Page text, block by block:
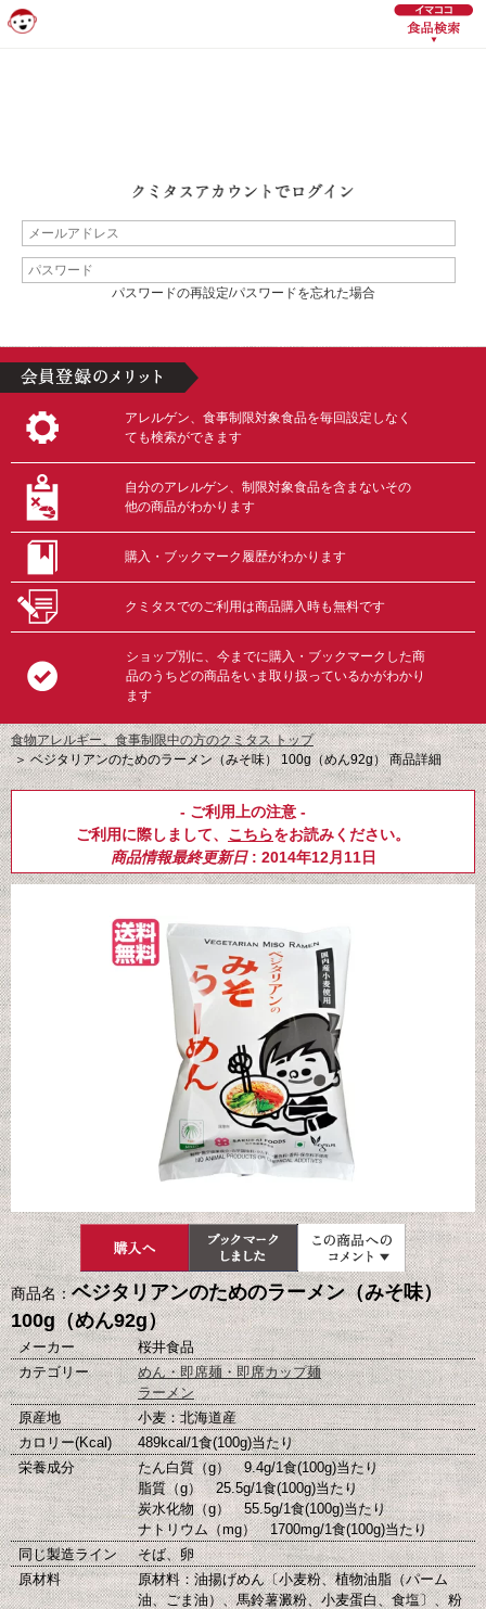
パスワードの再設定/パスワードを忘れた場合
アレルゲン、食事制限対象食品を毎回設定しなく
ても検索ができます
自分のアレルゲン、制限対象食品を含まないその
他の商品がわかります
購入・ブックマーク履歴がわかります
クミタスでのご利用は商品購入時も無料です
ショップ別に、今までに購入・ブックマークした商
品のうちどの商品をいま取り扱っているかがわかり
ます
食物アレルギー、食事制限中の方のクミタス トップ
＞ベジタリアンのためのラーメン（みそ味） 100g（めん92g） 商品詳細
- ご利用上の注意 -
ご利用に際しまして、 こちらをお読みください。
商品情報最終更新日: 2014年12月11日
商品名：ベジタリアンのためのラーメン（みそ味）
100g（めん92g）
メーカー
桜井食品
カテゴリー
めん・即席麺・即席カップ麺
ラーメン
原産地
小麦：北海道産
カロリー(Kcal)
489kcal/1食(100g)当たり
栄養成分
たん白質（g） 9.4g/1食(100g)当たり
脂質（g） 25.5g/1食(100g)当たり
炭水化物（g） 55.5g/1食(100g)当たり
ナトリウム（mg） 1700mg/1食(100g)当たり
同じ製造ライン
そば、卵
原材料
原材料：油揚げめん〔小麦粉、植物油脂（パーム
油、ごま油）、馬鈴薯澱粉、小麦蛋白、食塩〕、粉